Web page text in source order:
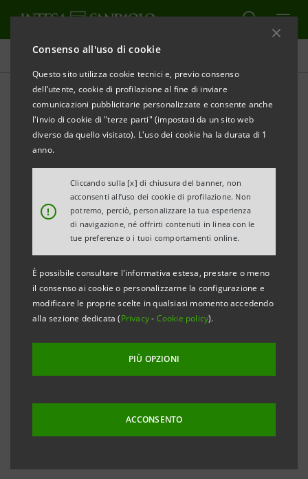
Consenso all'uso di cookie
Questo sito utilizza cookie tecnici e, previo consenso
dell’utente, cookie di profilazione al fine di inviare
comunicazioni pubblicitarie personalizzate e consente anche
l'invio di cookie di "terze parti" (impostati da un sito web
diverso da quello visitato). L'uso dei cookie ha la durata di 1
anno.
!
Cliccando sulla [x] di chiusura del banner, non
acconsenti all’uso dei cookie di profilazione. Non
potremo, perciò, personalizzare la tua esperienza
di navigazione, né offrirti contenuti in linea con le
tue preferenze o i tuoi comportamenti online.
È possibile consultare l'informativa estesa, prestare o meno
il consenso ai cookie o personalizzarne la configurazione e
modificare le proprie scelte in qualsiasi momento accedendo
alla sezione dedicata (Privacy- Cookie policy).
PIÙ OPZIONI
ACCONSENTO
Comunicati stampa
STAMPA AGGIORNA
INTESA SANPAOLO: AVVISO DI PUBBLICAZIONE DI
DOCUMENTI
ottemperanza alla vigente normativa, è stato reso
disponibile in data odierna presso la Sede sociale
nonché nel meccanismo di stoccaggio autorizzato
eMarket STORAGEe nel sito
group.intesasanpaolo.com
delibera del Consiglio di Amministrazione, tenutosi il
21 giugno scorso, riguardante gli aumenti di capitale
funzionali all’attuazione del Piano di Incentivazione a
Lungo Termine LECOIP 3.0 2022-2025 basato su